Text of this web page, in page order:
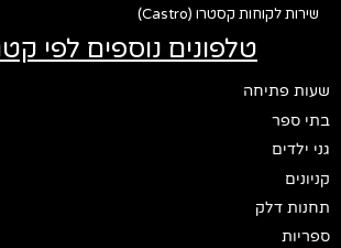
שירות לקוחות קסטרו (Castro)
טלפונים נוספים לפי
שעות פתיחה
בתי ספר
גני ילדים
קניונים
תחנות דלק
ספריות